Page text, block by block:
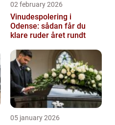
02 february 2026
Vinudespolering i
Odense: sådan får du
klare ruder året rundt
05 january 2026